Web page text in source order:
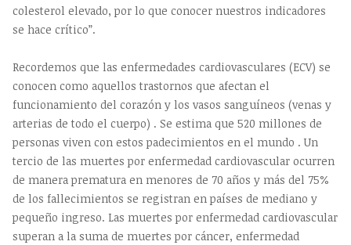
colesterol elevado, por lo que conocer nuestros indicadores
se hace crítico”.
Recordemos que las enfermedades cardiovasculares (ECV) se
conocen como aquellos trastornos que afectan el
funcionamiento del corazón y los vasos sanguíneos (venas y
arterias de todo el cuerpo) . Se estima que 520 millones de
personas viven con estos padecimientos en el mundo . Un
tercio de las muertes por enfermedad cardiovascular ocurren
de manera prematura en menores de 70 años y más del 75%
de los fallecimientos se registran en países de mediano y
pequeño ingreso. Las muertes por enfermedad cardiovascular
superan a la suma de muertes por cáncer, enfermedad